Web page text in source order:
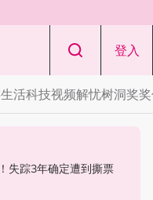
登入
生活科技视频解忧树洞奖
的人？” 男友欠RM10
界巡演 吉隆坡站》
失踪3年确定遭到撕票